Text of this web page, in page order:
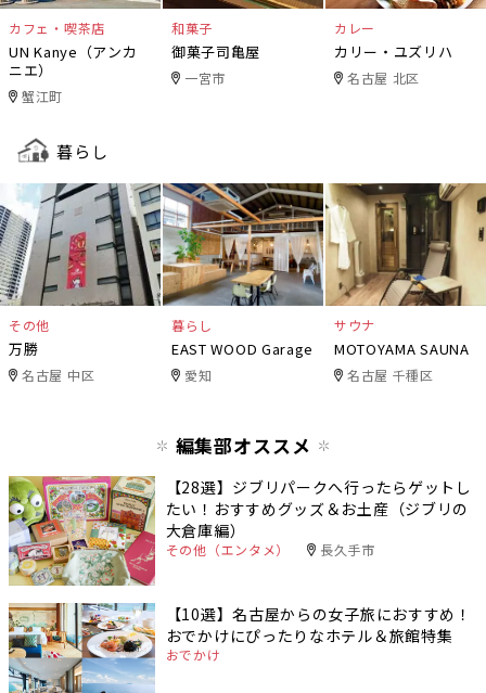
カフェ・喫茶店
UN Kanye（アンカ
ニエ）
蟹江町
和菓子
御菓子司亀屋
一宮市
カレー
カリー・ユズリハ
名古屋 北区
暮らし
その他
万勝
名古屋 中区
暮らし
EAST WOOD Garage
愛知
サウナ
MOTOYAMA SAUNA
名古屋 千種区
編集部オススメ
【28選】ジブリパークへ行ったらゲットし
たい！おすすめグッズ＆お土産（ジブリの
大倉庫編）
その他（エンタメ） 長久手市
【10選】名古屋からの女子旅におすすめ！
おでかけにぴったりなホテル＆旅館特集
おでかけ